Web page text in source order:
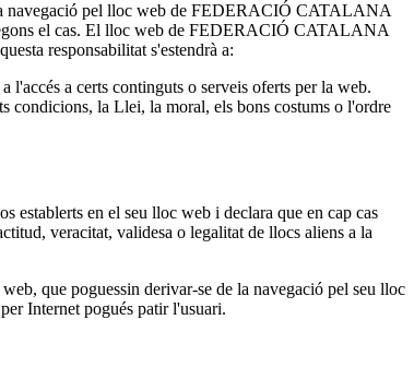
navegació pel lloc web de FEDERACIÓ CATALANA
el cas. El lloc web de FEDERACIÓ CATALANA
responsabilitat s'estendrà a:
a certs continguts o serveis oferts per la web.
la Llei, la moral, els bons costums o l'ordre
en el seu lloc web i declara que en cap cas
veracitat, validesa o legalitat de llocs aliens a la
que poguessin derivar-se de la navegació pel seu lloc
Internet pogués patir l'usuari.